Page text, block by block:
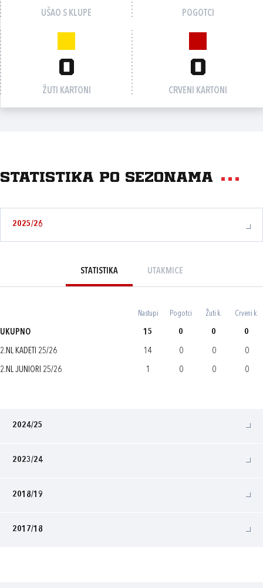
UŠAO S KLUPE POGOTCI
0
ŽUTI KARTONI
0
CRVENI KARTONI
Statistika po sezonama
2025/26
STATISTIKA UTAKMICE
Nastupi Pogotci Žuti k. Crveni k.
UKUPNO 15 0 0 0
2.NL KADETI 25/26 14 0 0 0
2.NL JUNIORI 25/26 1 0 0 0
2024/25
2023/24
2018/19
2017/18